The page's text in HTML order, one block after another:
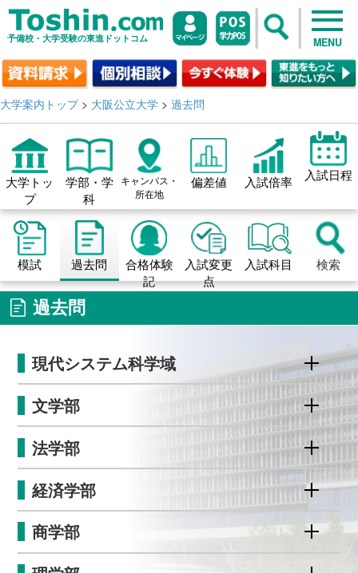
予備校・大学受験の東進ドットコム MENU
大学案内トップ> 大阪公立大学 > 過去問
大学トッ
プ
学部・学
科
キャンパス・
所在地
偏差値 入試倍率 入試日程
模試 過去問
合格体験
記
入試変更
点
入試科目 検索
過去問
現代システム科学域
文学部
法学部
経済学部
商学部